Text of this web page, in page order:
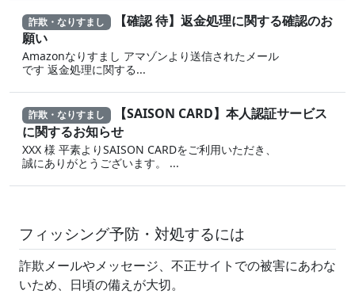
詐欺・なりすまし 【確認 待】返金処理に‍関する確認のお
願い
Amazonなりすまし ア‍マゾ‍ンより送信されたメール
です 返金‌処 理に 関する...
詐欺・なりすまし 【SAISON CARD】本人認証サービス
に関するお知らせ
XXX 様 平素よりSAISON CARDをご利用いただき、
誠にありがとうございます。 ...
フィッシング予防・対処するには
詐欺メールやメッセージ、不正サイトでの被害にあわな
いため、日頃の備えが大切。